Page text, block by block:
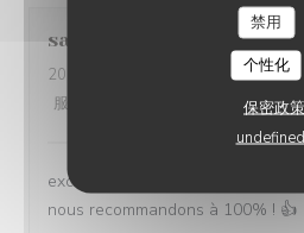
禁用
个性化
保密政策
undefined
sabine
2026-08-02
- 12:30 - 来宾 5
服务
5/5 质价比
excellente adresse, excellent
nous recommandons à 100% ! 👍